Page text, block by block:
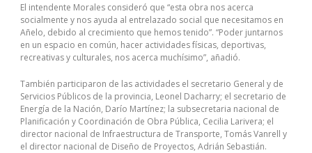
El intendente Morales consideró que “esta obra nos acerca
socialmente y nos ayuda al entrelazado social que necesitamos en
Añelo, debido al crecimiento que hemos tenido”. “Poder juntarnos
en un espacio en común, hacer actividades físicas, deportivas,
recreativas y culturales, nos acerca muchísimo”, añadió.
También participaron de las actividades el secretario General y de
Servicios Públicos de la provincia, Leonel Dacharry; el secretario de
Energía de la Nación, Darío Martínez; la subsecretaria nacional de
Planificación y Coordinación de Obra Pública, Cecilia Larivera; el
director nacional de Infraestructura de Transporte, Tomás Vanrell y
el director nacional de Diseño de Proyectos, Adrián Sebastián.